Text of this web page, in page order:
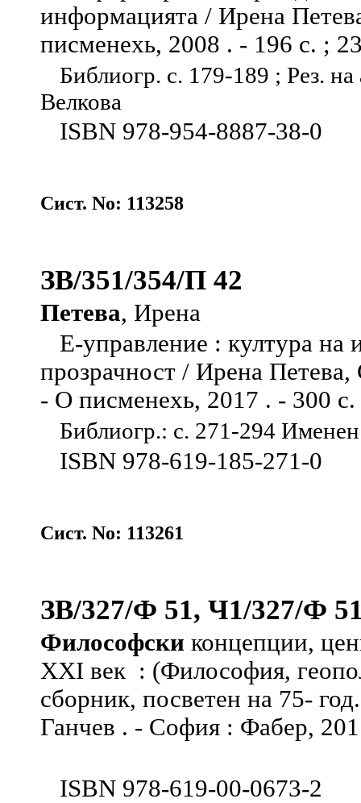
информацията / Ирена
писменехь, 2008 . - 196 с. ;
Библиогр. с. 179-189 ; Рез.
Велкова
ISBN 978-954-8887-38-0
Сист. No: 113258
ЗВ/351/354/П 42
Петева, Ирена
Е-управление : култура на
прозрачност / Ирена
- О писменехь, 2017 . - 300
Библиогр.: с. 271-294 Именен
ISBN 978-619-185-271-0
Сист. No: 113261
ЗВ/327/Ф 51, Ч1/327/Ф
Философски концепции,
XXI век : (Философия,
сборник, посветен на 75-
Ганчев . - София : Фабер,
ISBN 978-619-00-0673-2